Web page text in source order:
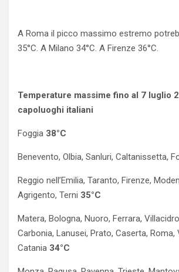
A Roma il picco massimo estremo
35°C. A Milano 34°C. A Firenze 36°C.
Temperature massime fino al 7 luglio
capoluoghi italiani
Foggia 38°C
Benevento, Olbia, Sanluri, Caltanissetta,
Reggio nell’Emilia, Taranto, Firenze,
Agrigento, Terni 35°C
Matera, Bologna, Nuoro, Ferrara,
Carbonia, Lanusei, Prato, Caserta, Roma,
Catania 34°C